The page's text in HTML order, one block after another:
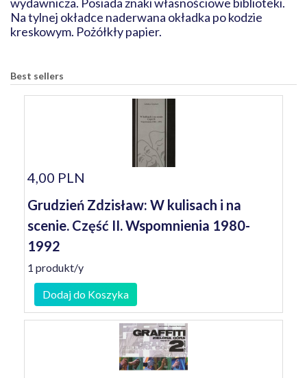
Na tylnej okładce naderwana okładka po kodzie
kreskowym. Pożółkły papier.
Best sellers
4,00 PLN
Grudzień Zdzisław: W kulisach i na
scenie. Część II. Wspomnienia 1980-
1992
1 produkt/y
Dodaj do Koszyka